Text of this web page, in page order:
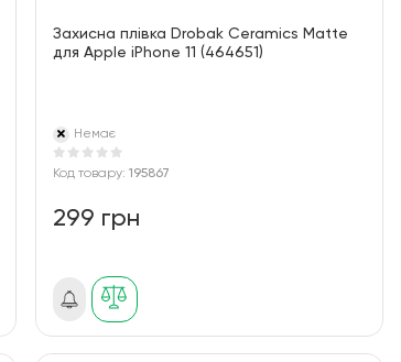
Захисна плівка Drobak Ceramics Matte
для Apple iPhone 11 (464651)
Немає
Код товару:195867
299 грн